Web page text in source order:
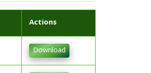
Actions
Download